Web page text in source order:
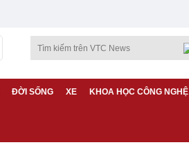
ĐỜI SỐNG XE KHOA HỌC CÔNG NGHỆ